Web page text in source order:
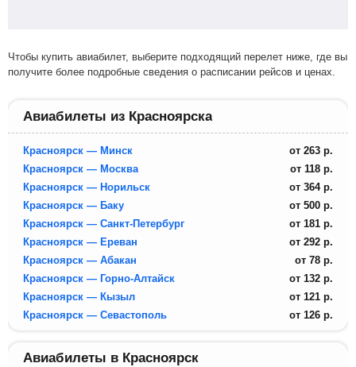
Чтобы купить авиабилет, выберите подходящий перелет ниже, где вы
получите более подробные сведения о расписании рейсов и ценах.
Авиабилеты из Красноярска
Красноярск — Минск от 263 р.
Красноярск — Москва
от 118 р.
Красноярск — Норильск
от 364 р.
Красноярск — Баку
от 500 р.
Красноярск — Санкт-Петербург
от 181 р.
Красноярск — Ереван
от 292 р.
Красноярск — Абакан
от 78 р.
Красноярск — Горно-Алтайск
от 132 р.
Красноярск — Кызыл
от 121 р.
Красноярск — Севастополь
от 126 р.
Авиабилеты в Красноярск